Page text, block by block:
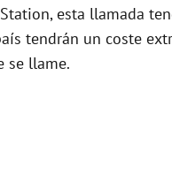
esta llamada
tendrán un coste
se llame.